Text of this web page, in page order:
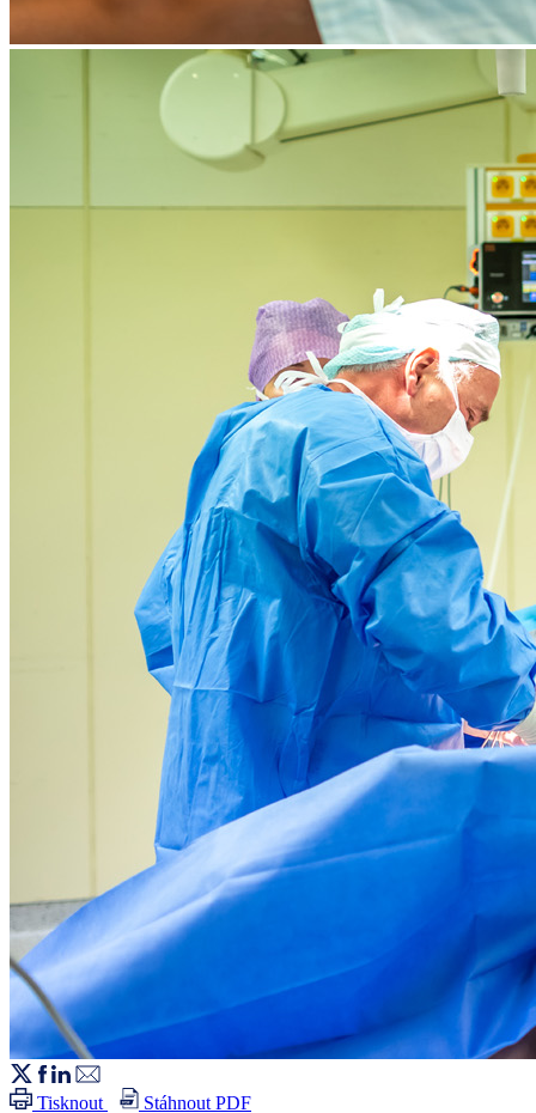
Tisknout Stáhnout PDF